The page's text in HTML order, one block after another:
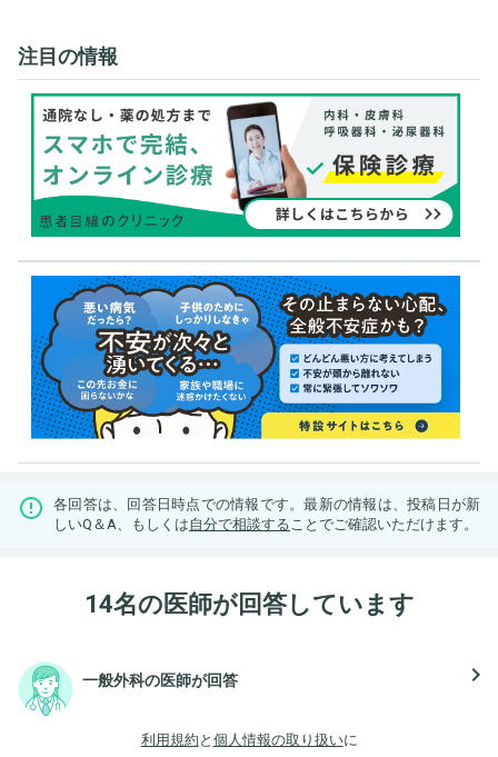
注目の情報
各回答は、回答日時点での情報です。最新の情報は、投稿日が新
しいQ＆A、もしくは自分で相談する ことでご確認いただけます。
14名の医師が回答しています
一般外科の医師が回答 navigate_next
利用規約 と 個人情報の取り扱いに